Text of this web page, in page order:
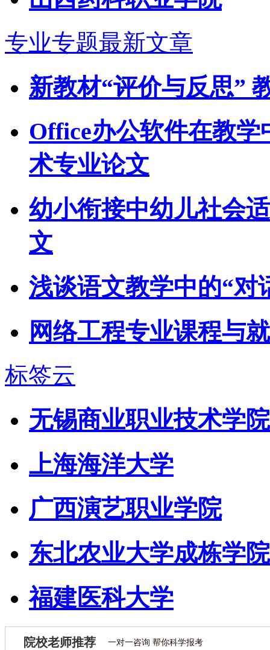
专业专题最新文章
新教材“评价与反思”
Office办公软件在教
术专业论文
幼小衔接中幼儿社会
文
浅谈语文教学中的“对
网络工程专业课程与
标签云
无锡商业职业技术学院
上海海洋大学
广西演艺职业学院
东北农业大学成栋学院
福建医科大学
院校老师推荐 一对一咨询 帮你科学报考